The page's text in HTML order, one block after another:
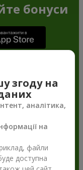
бонуси
згоду на
аналітика,
на
файли
доступна